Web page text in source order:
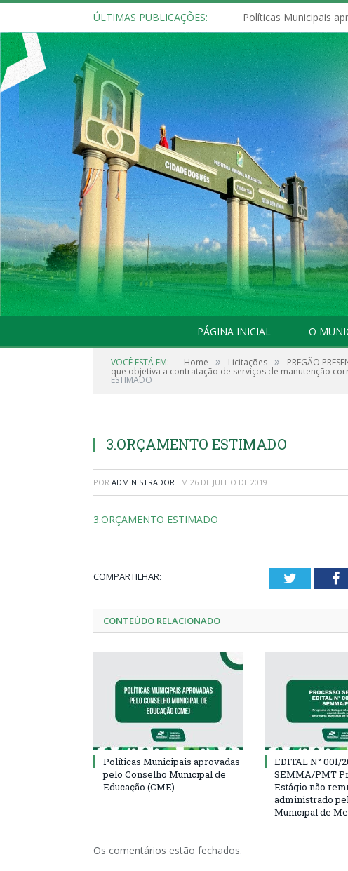
ÚLTIMAS PUBLICAÇÕES:
PÁGINA INICIAL O
VOCÊ ESTÁ EM: Home » Licitações » PREGÃO
que objetiva a contratação de serviços de manutenção
ESTIMADO
3.ORÇAMENTO ESTIMADO
POR ADMINISTRADOR EM 26 DE JULHO DE 2019
3.ORÇAMENTO ESTIMADO
COMPARTILHAR: Twitter
CONTEÚDO RELACIONADO
Políticas Municipais aprovadas
pelo Conselho Municipal de
Educação (CME)
EDITAL N° 001/
SEMMA/PMT
Estágio não
administrado
Municipal de
Os comentários estão fechados.